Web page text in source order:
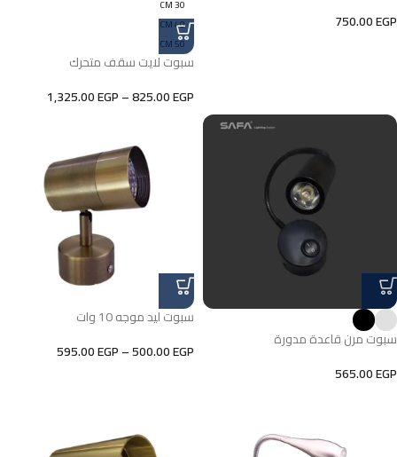
750.00EGP
30 CM
40 CM
50 CM
سبوت لايت سقف متحرك
825.00EGP
–
1,325.00EGP
سبوت مرن قاعدة مدورة
565.00EGP
سبوت ليد موجه 10 وات
500.00EGP
–
595.00EGP